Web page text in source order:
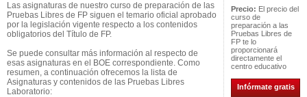
Las asignaturas de nuestro curso de preparación de las
Pruebas Libres de FP siguen el temario oficial aprobado
por la legislación vigente respecto a los contenidos
obligatorios del Título de FP.
Se puede consultar más información al respecto de
esas asignaturas en el BOE correspondiente. Como
resumen, a continuación ofrecemos la lista de
Asignaturas y contenidos de las Pruebas Libres
Laboratorio:
Precio: El precio del
curso de
preparación a las
Pruebas Libres de
FP te lo
proporcionará
directamente el
centro educativo
Infórmate gratis